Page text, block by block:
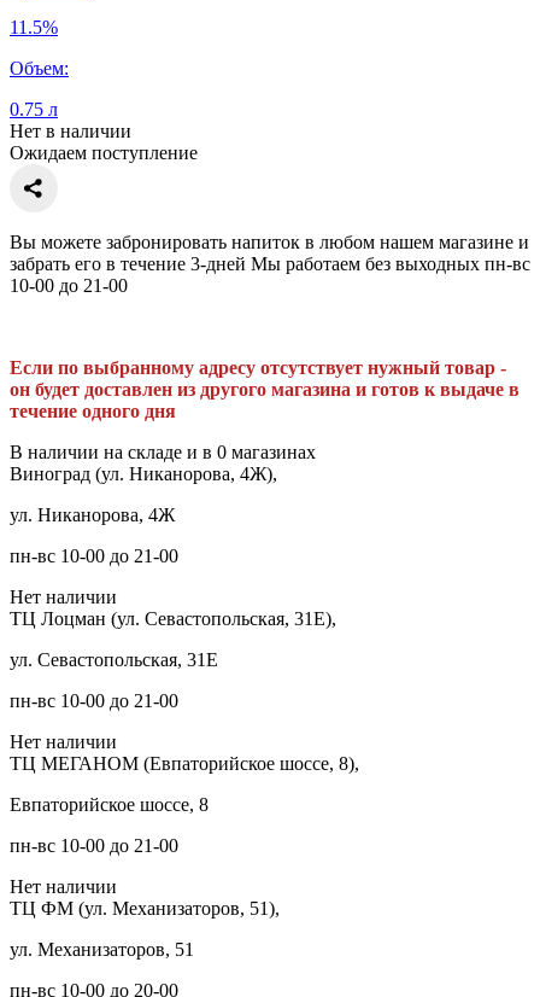
11.5%
Объем:
0.75 л
Нет в наличии
Ожидаем поступление
Вы можете забронировать напиток в любом нашем магазине и
забрать его в течение 3-дней Мы работаем без выходных пн-вс
10-00 до 21-00
Если по выбранному адресу отсутствует нужный товар -
он будет доставлен из другого магазина и готов к выдаче в
течение одного дня
В наличии на складе и в 0 магазинах
Виноград (ул. Никанорова, 4Ж),
ул. Никанорова, 4Ж
пн-вс 10-00 до 21-00
Нет наличии
ТЦ Лоцман (ул. Севастопольская, 31Е),
ул. Севастопольская, 31Е
пн-вс 10-00 до 21-00
Нет наличии
ТЦ МЕГАНОМ (Евпаторийское шоссе, 8),
Евпаторийское шоссе, 8
пн-вс 10-00 до 21-00
Нет наличии
ТЦ ФМ (ул. Механизаторов, 51),
ул. Механизаторов, 51
пн-вс 10-00 до 20-00